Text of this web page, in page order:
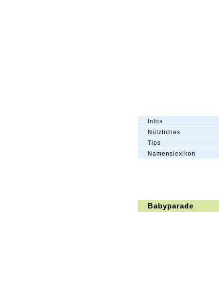
Infos
Nützliches
Tips
Namenslexikon
Babyparade